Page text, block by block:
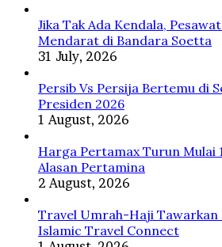
Depan
Prabowo
Jika Tak Ada Kendala,
Mendarat di Bandara Soetta
31 July, 2026
Persib Vs Persija Bertemu di
Presiden 2026
1 August, 2026
Harga Pertamax Turun Mulai
Alasan Pertamina
2 August, 2026
Travel Umrah-Haji Tawarkan
Islamic Travel Connect